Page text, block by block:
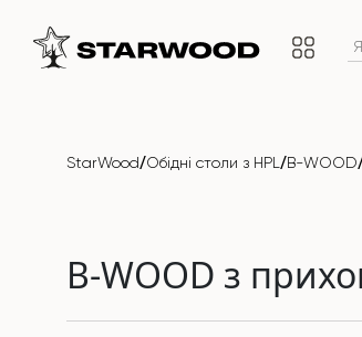
StarWood/Обідні столи з HPL /B-WOOD
B-WOOD з